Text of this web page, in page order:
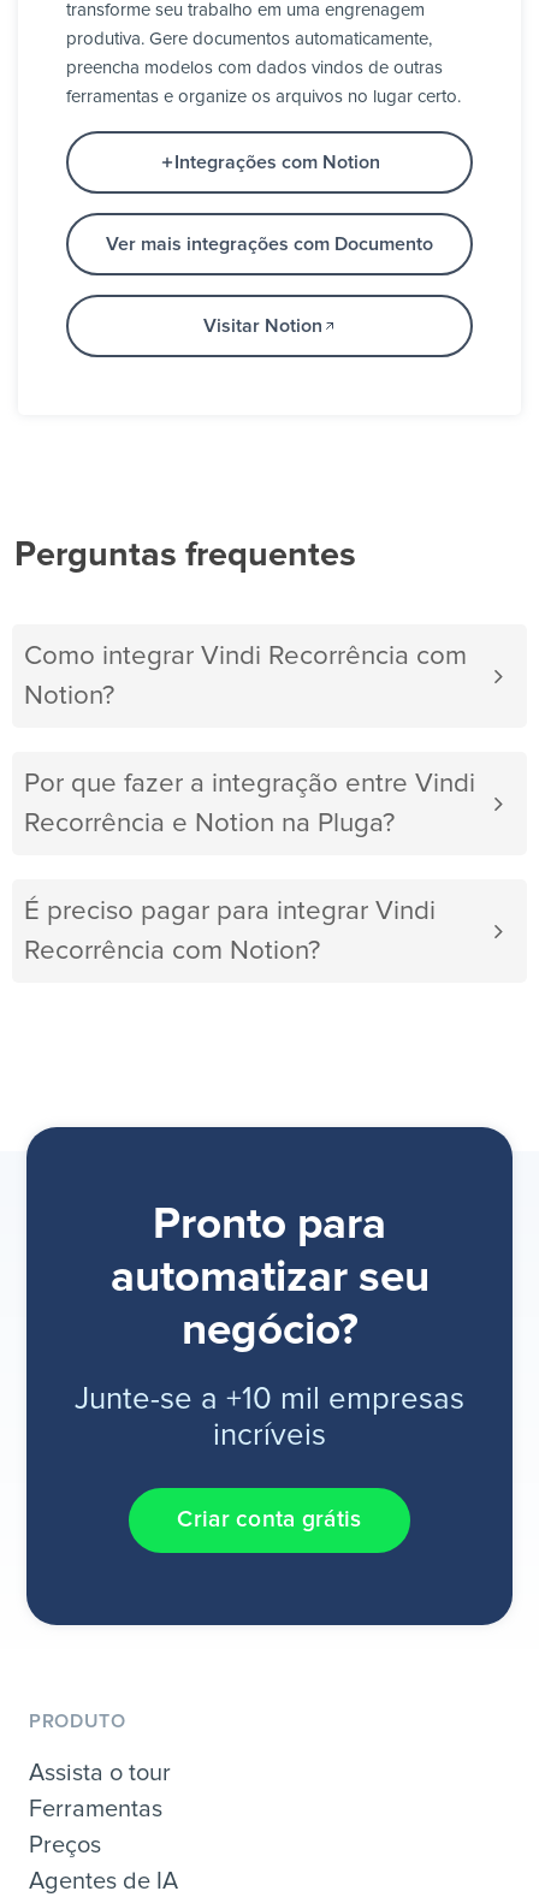
transforme seu trabalho em uma engrenagem
produtiva. Gere documentos automaticamente,
preencha modelos com dados vindos de outras
ferramentas e organize os arquivos no lugar certo.
Integrações com Notion
Ver mais integrações com Documento
Visitar Notion
Perguntas frequentes
Como integrar Vindi Recorrência com
Notion?
Por que fazer a integração entre Vindi
Recorrência e Notion na Pluga?
É preciso pagar para integrar Vindi
Recorrência com Notion?
Pronto para
automatizar seu
negócio?
Junte-se a +10 mil empresas
incríveis
Criar conta grátis
PRODUTO
Assista o tour
Ferramentas
Preços
Agentes de IA